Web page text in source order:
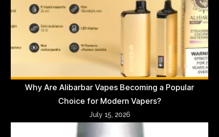
Why Are Alibarbar Vapes Becoming a Popular
Choice for Modern Vapers?
July 15, 2026